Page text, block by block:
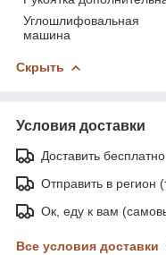
Углошлифовальная
машина
Скрыть
Условия доставки
Доставить
Отправить в регион
Ок, еду к вам
Все условия доставки